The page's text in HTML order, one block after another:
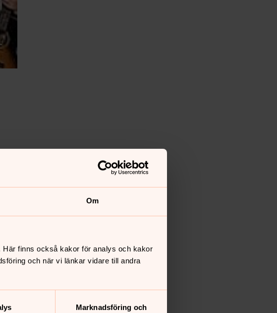
Om
finns också kakor för analys och kakor
och när vi länkar vidare till andra
Marknadsföring och